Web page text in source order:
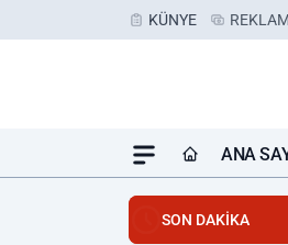
KÜNYE REKLAM
ANA
SON DAKİKA